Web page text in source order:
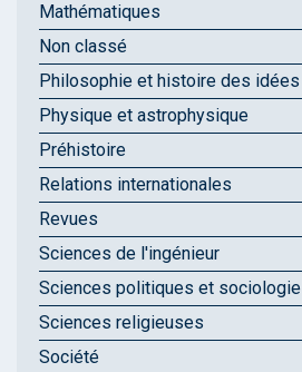
Mathématiques
Non classé
Philosophie et histoire des idées
Physique et astrophysique
Préhistoire
Relations internationales
Revues
Sciences de l'ingénieur
Sciences politiques et sociologie
Sciences religieuses
Société